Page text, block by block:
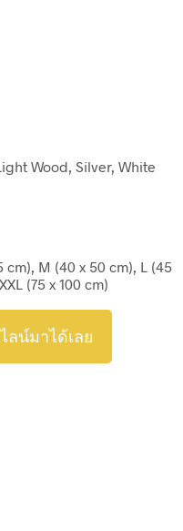
Wood, Silver, White
cm), M (40 x 50 cm), L (45
(75 x 100 cm)
ลน์มาได้เลย